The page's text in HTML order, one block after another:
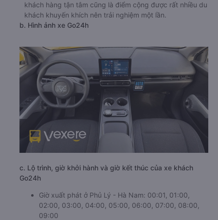
khách hàng tận tâm cũng là điểm cộng được rất nhiều du
khách khuyến khích nên trải nghiệm một lần.
b. Hình ảnh xe Go24h
c. Lộ trình, giờ khởi hành và giờ kết thúc của xe khách
Go24h
Giờ xuất phát ở Phủ Lý - Hà Nam: 00:01, 01:00,
02:00, 03:00, 04:00, 05:00, 06:00, 07:00, 08:00,
09:00